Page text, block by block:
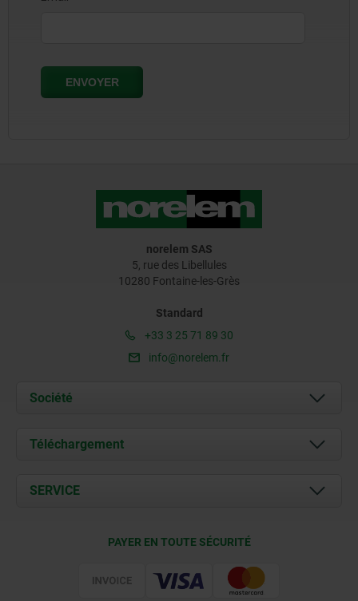
norelem SAS
5, rue des Libellules
10280 Fontaine-les-Grès
Standard
+33 3 25 71 89 30
info@norelem.fr
Société
À propos de nous
Contact
Téléchargement
Documents
SERVICE
PAYER EN TOUTE SÉCURITÉ